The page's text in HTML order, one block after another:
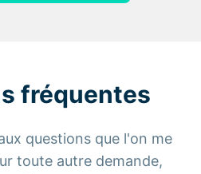
fréquentes
questions que l'on me
toute autre demande,